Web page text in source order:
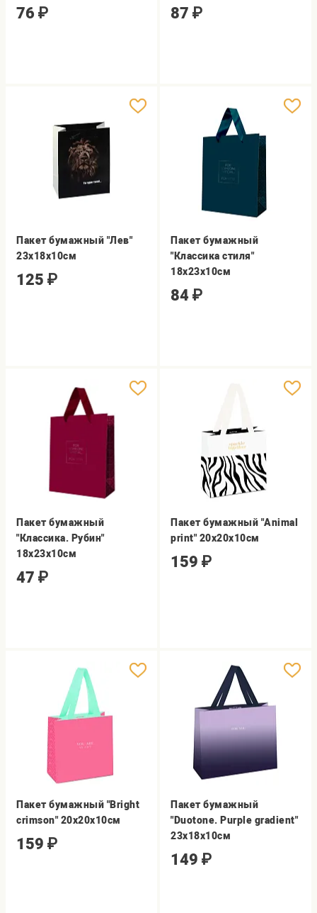
76 ₽ 87 ₽
Пакет бумажный "Лев"
23х18х10см
125 ₽
Пакет бумажный
"Классика стиля"
18х23х10см
84 ₽
Пакет бумажный
"Классика. Рубин"
18х23х10см
47 ₽
Пакет бумажный "Animal
print" 20х20х10см
159 ₽
Пакет бумажный "Bright
crimson" 20х20х10см
159 ₽
Пакет бумажный
"Duotone. Purple gradient"
23х18х10см
149 ₽